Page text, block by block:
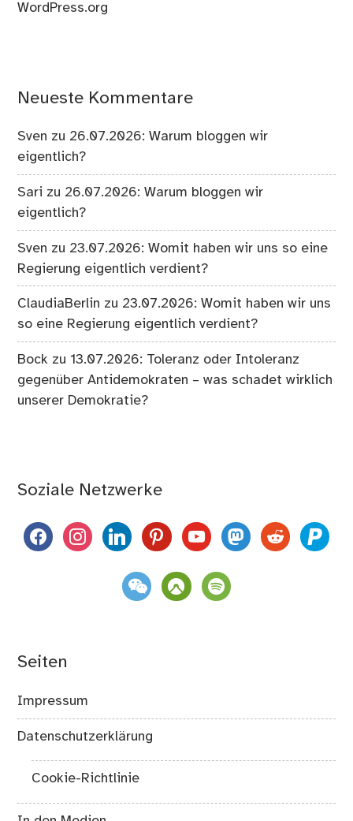
WordPress.org
Neueste Kommentare
Sven zu 26.07.2026: Warum bloggen wir
eigentlich?
Sari zu 26.07.2026: Warum bloggen wir
eigentlich?
Sven zu 23.07.2026: Womit haben wir uns so eine
Regierung eigentlich verdient?
ClaudiaBerlin zu 23.07.2026: Womit haben wir uns
so eine Regierung eigentlich verdient?
Bock zu13.07.2026: Toleranz oder Intoleranz
gegenüber Antidemokraten – was schadet wirklich
unserer Demokratie?
Soziale Netzwerke
facebookinstagramlinkedinpinterestyoutubemastodon
reddit paypal
weixin komootspotify
Seiten
Impressum
Datenschutzerklärung
Cookie-Richtlinie